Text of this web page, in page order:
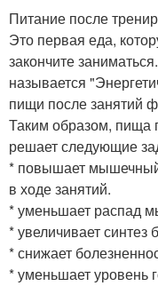
Питание после
Это первая еда,
закончите
называется
пищи после занятий
Таким образом, пища
решает следующие
* повышает мышечный
в ходе занятий.
* уменьшает распад
* увеличивает
* снижает
* уменьшает уровень